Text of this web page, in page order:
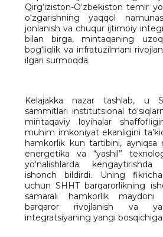
Qirg‘iziston-O‘zbekiston temir
o‘zgarishning yaqqol
jonlanish va chuqur ijtimoiy
bilan birga, mintaqaning
bog‘liqlik va infratuzilmani
ilgari surmoqda.
Kelajakka nazar tashlab, u
sammitlari institutsional
mintaqaviy loyihalar
muhim imkoniyat ekanligini
hamkorlik kun tartibini, ayniqsa
energetika va “yashil”
yo‘nalishlarda
ishonch bildirdi. Uning
uchun SHHT barqarorlikning
samarali hamkorlik maydoni
barqaror rivojlanish va
integratsiyaning yangi